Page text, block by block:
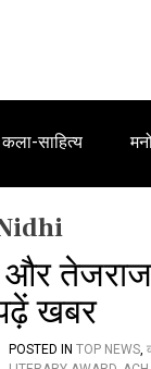
कला-साहित्य
तेजराज
खबर
POSTED IN TOP NEWS,